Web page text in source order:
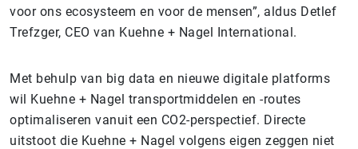
voor ons ecosysteem en voor de mensen”, aldus Detlef
Trefzger, CEO van Kuehne + Nagel International.
Met behulp van big data en nieuwe digitale platforms
wil Kuehne + Nagel transportmiddelen en -routes
optimaliseren vanuit een CO2-perspectief. Directe
uitstoot die Kuehne + Nagel volgens eigen zeggen niet